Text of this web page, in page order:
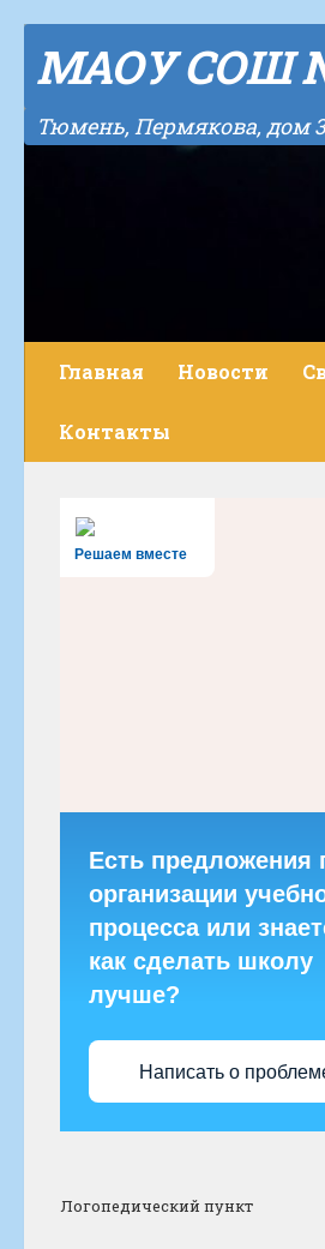
МАОУ СОШ
Тюмень, Пермякова, дом
Главная Новости
Контакты
Решаем вместе
Есть предложения
организации
процесса или
как сделать школу
лучше?
Написать о
Логопедический пункт